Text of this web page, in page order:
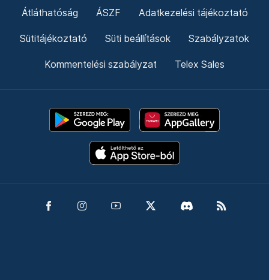
Átláthatóság ÁSZF Adatkezelési tájékoztató
Sütitájékoztató Süti beállítások Szabályzatok
Kommentelési szabályzat Telex Sales